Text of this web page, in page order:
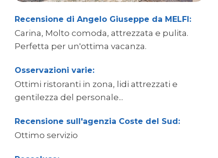
Recensione di Angelo Giuseppe da MELFI:
Carina, Molto comoda, attrezzata e pulita.
Perfetta per un'ottima vacanza.
Osservazioni varie:
Ottimi ristoranti in zona, lidi attrezzati e
gentilezza del personale...
Recensione sull'agenzia Coste del Sud:
Ottimo servizio